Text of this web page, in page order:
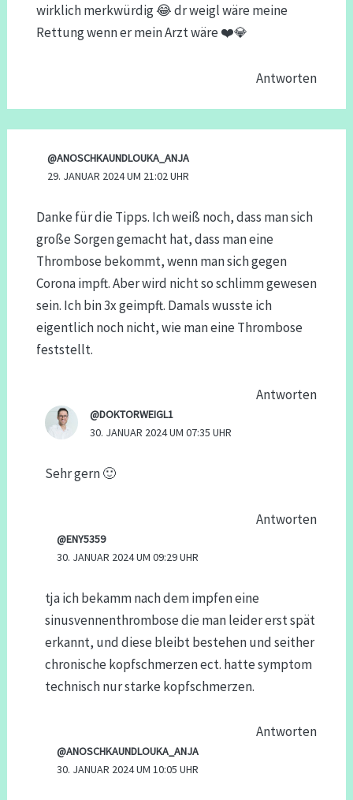
wirklich merkwürdig 😂 dr weigl wäre meine
Rettung wenn er mein Arzt wäre ❤️💎
Antworten
@ANOSCHKAUNDLOUKA_ANJA
29. JANUAR 2024 UM 21:02 UHR
Danke für die Tipps. Ich weiß noch, dass man sich
große Sorgen gemacht hat, dass man eine
Thrombose bekommt, wenn man sich gegen
Corona impft. Aber wird nicht so schlimm gewesen
sein. Ich bin 3x geimpft. Damals wusste ich
eigentlich noch nicht, wie man eine Thrombose
feststellt.
Antworten
@DOKTORWEIGL1
30. JANUAR 2024 UM 07:35 UHR
Sehr gern 🙂
Antworten
@ENY5359
30. JANUAR 2024 UM 09:29 UHR
tja ich bekamm nach dem impfen eine
sinusvennenthrombose die man leider erst spät
erkannt, und diese bleibt bestehen und seither
chronische kopfschmerzen ect. hatte symptom
technisch nur starke kopfschmerzen.
Antworten
@ANOSCHKAUNDLOUKA_ANJA
30. JANUAR 2024 UM 10:05 UHR